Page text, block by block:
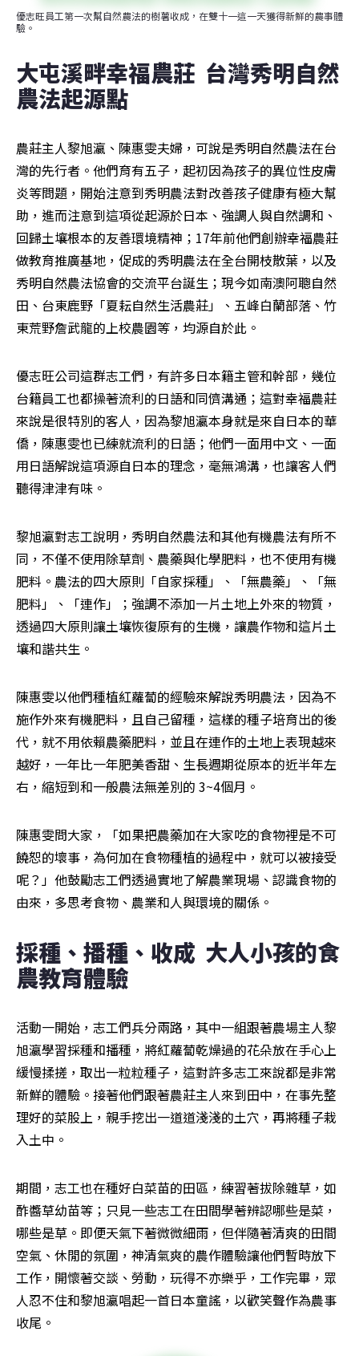
優志旺員工第一次幫自然農法的樹薯收成，在雙十一這一天獲得新鮮的農事體
驗。
大屯溪畔幸福農莊  台灣秀明自然
農法起源點
農莊主人黎旭瀛、陳惠雯夫婦，可說是秀明自然農法在台
灣的先行者。他們育有五子，起初因為孩子的異位性皮膚
炎等問題，開始注意到秀明農法對改善孩子健康有極大幫
助，進而注意到這項從起源於日本、強調人與自然調和、
回歸土壤根本的友善環境精神；17年前他們創辦幸福農莊
做教育推廣基地，促成的秀明農法在全台開枝散葉，以及
秀明自然農法協會的交流平台誕生；現今如南澳阿聰自然
田、台東鹿野「夏耘自然生活農莊」、五峰白蘭部落、竹
東荒野詹武龍的上校農園等，均源自於此。
優志旺公司這群志工們，有許多日本籍主管和幹部，幾位
台籍員工也都操著流利的日語和同儕溝通；這對幸福農莊
來說是很特別的客人，因為黎旭瀛本身就是來自日本的華
僑，陳惠雯也已練就流利的日語；他們一面用中文、一面
用日語解說這項源自日本的理念，毫無鴻溝，也讓客人們
聽得津津有味。
黎旭瀛對志工說明，秀明自然農法和其他有機農法有所不
同，不僅不使用除草劑、農藥與化學肥料，也不使用有機
肥料。農法的四大原則「自家採種」、「無農藥」、「無
肥料」、「連作」；強調不添加一片土地上外來的物質，
透過四大原則讓土壤恢復原有的生機，讓農作物和這片土
壤和諧共生。
陳惠雯以他們種植紅蘿蔔的經驗來解說秀明農法，因為不
施作外來有機肥料，且自己留種，這樣的種子培育出的後
代，就不用依賴農藥肥料，並且在連作的土地上表現越來
越好，一年比一年肥美香甜、生長週期從原本的近半年左
右，縮短到和一般農法無差別的 3~4個月。
陳惠雯問大家，「如果把農藥加在大家吃的食物裡是不可
饒恕的壞事，為何加在食物種植的過程中，就可以被接受
呢？」他鼓勵志工們透過實地了解農業現場、認識食物的
由來，多思考食物、農業和人與環境的關係。
採種、播種、收成  大人小孩的食
農教育體驗
活動一開始，志工們兵分兩路，其中一組跟著農場主人黎
旭瀛學習採種和播種，將紅蘿蔔乾燥過的花朵放在手心上
緩慢揉搓，取出一粒粒種子，這對許多志工來說都是非常
新鮮的體驗。接著他們跟著農莊主人來到田中，在事先整
理好的菜股上，親手挖出一道道淺淺的土穴，再將種子栽
入土中。
期間，志工也在種好白菜苗的田區，練習著拔除雜草，如
酢醬草幼苗等；只見一些志工在田間學著辨認哪些是菜，
哪些是草。即便天氣下著微微細雨，但伴隨著清爽的田間
空氣、休閒的氛圍，神清氣爽的農作體驗讓他們暫時放下
工作，開懷著交談、勞動，玩得不亦樂乎，工作完畢，眾
人忍不住和黎旭瀛唱起一首日本童謠，以歡笑聲作為農事
收尾。